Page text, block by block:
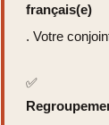
français(e)
. Votre
✅